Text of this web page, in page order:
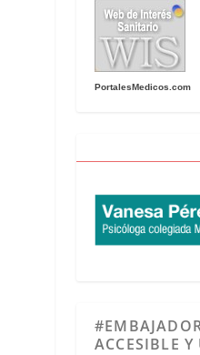
PortalesMedicos.com
ACCESIBLE